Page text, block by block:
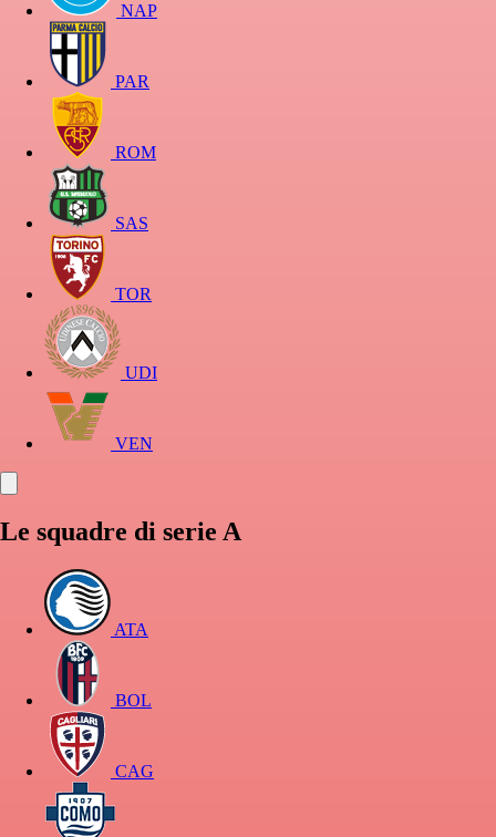
NAP
PAR
ROM
SAS
TOR
UDI
VEN
Le squadre di serie A
ATA
BOL
CAG